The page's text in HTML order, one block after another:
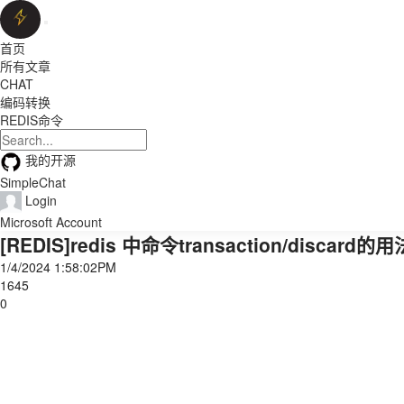
首页
所有文章
CHAT
编码转换
REDIS命令
我的开源
SimpleChat
Login
Microsoft Account
[REDIS]redis 中命令transaction/discard的用
1/4/2024 1:58:02PM
1645
0